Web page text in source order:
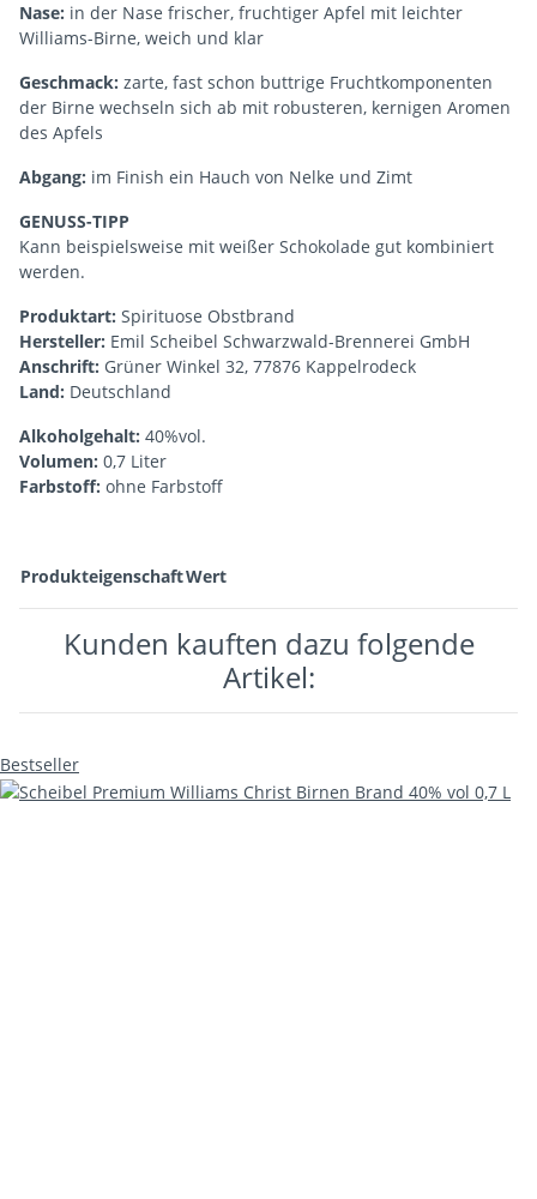
Nase: in der Nase frischer, fruchtiger Apfel mit leichter
Williams-Birne, weich und klar
Geschmack: zarte, fast schon buttrige Fruchtkomponenten
der Birne wechseln sich ab mit robusteren, kernigen Aromen
des Apfels
Abgang: im Finish ein Hauch von Nelke und Zimt
GENUSS-TIPP
Kann beispielsweise mit weißer Schokolade gut kombiniert
werden.
Produktart: Spirituose Obstbrand
Hersteller: Emil Scheibel Schwarzwald-Brennerei GmbH
Anschrift: Grüner Winkel 32, 77876 Kappelrodeck
Land: Deutschland
Alkoholgehalt: 40%vol.
Volumen: 0,7 Liter
Farbstoff: ohne Farbstoff
ProdukteigenschaftWert
Kunden kauften dazu folgende
Artikel:
Bestseller